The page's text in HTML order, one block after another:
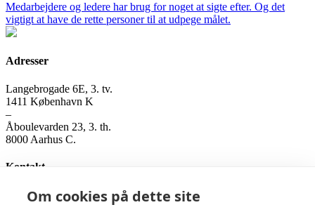
Om cookies på dette site
Medarbejdere og ledere har brug for noget at sigte efter. Og det
vigtigt at have de rette personer til at udpege målet.
Adresser
Langebrogade 6E, 3. tv.
1411 København K
–
Åboulevarden 23, 3. th.
8000 Aarhus C.
Kontakt
Genitor ApS